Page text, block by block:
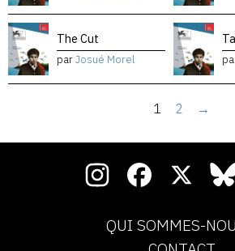
The Cut
parJosué Morel
1 2 →
QUI SOMMES-